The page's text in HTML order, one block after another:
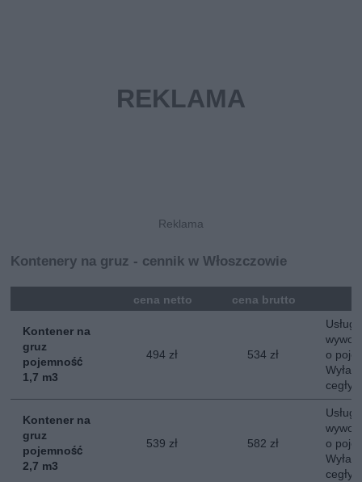
Kontenery na gruz - cennik w Włoszczowie
cena netto cena brutto
Kontener na
gruz
pojemność
1,7 m3
494 zł 534 zł
o
cegły,
Kontener na
gruz
pojemność
2,7 m3
539 zł 582 zł
o
cegły,